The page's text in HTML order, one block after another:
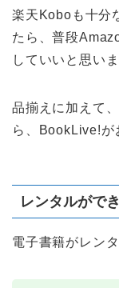
楽天Koboも十分
たら、普段
していいと思いま
品揃えに加えて
ら、BookLive!が
レンタルがで
電子書籍がレン